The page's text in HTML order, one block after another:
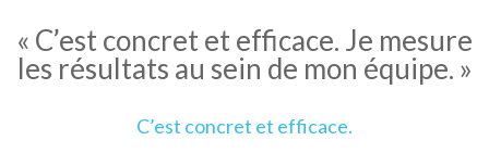
« C’est concret et efficace. Je mesure
les résultats au sein de mon équipe. »
C’est concret et efficace.